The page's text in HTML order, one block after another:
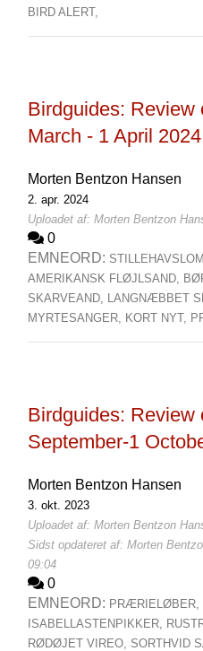
BIRD ALERT,
Birdguides: Review
March - 1 April 2024
Morten Bentzon Hansen
2. apr. 2024
Uploadet af: Morten Bentzon
0
EMNEORD:
AMERIKANSK FLØJLSAND,
SKARVEAND, LANGNÆBBET
MYRTESANGER, KORT NYT,
Birdguides: Review
September-1
Morten Bentzon Hansen
3. okt. 2023
Uploadet af: Morten Bentzon
Sidst opdateret af: Morten
09:04
0
EMNEORD: PRÆRIELØBER,
ISABELLASTENPIKKER,
RØDØJET VIREO, SORTHVID